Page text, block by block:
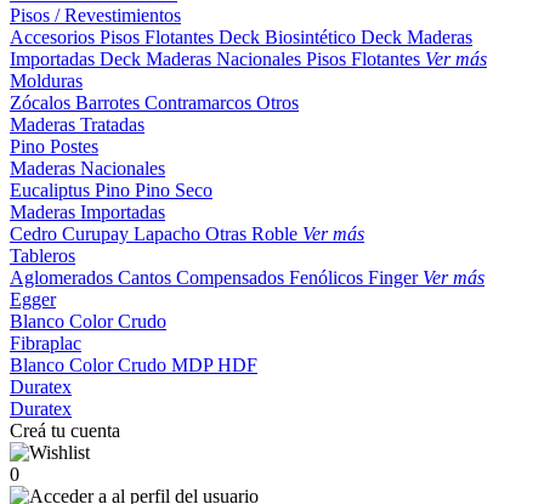
Pisos / Revestimientos
Accesorios Pisos Flotantes Deck Biosintético Deck Maderas
Importadas Deck Maderas Nacionales Pisos Flotantes Ver más
Molduras
Zócalos Barrotes Contramarcos Otros
Maderas Tratadas
Pino Postes
Maderas Nacionales
Eucaliptus Pino Pino Seco
Maderas Importadas
Cedro Curupay Lapacho Otras Roble Ver más
Tableros
Aglomerados Cantos Compensados Fenólicos Finger Ver más
Egger
Blanco ColorCrudo
Fibraplac
Blanco ColorCrudo MDPHDF
Duratex
Duratex
Creá tu cuenta
0